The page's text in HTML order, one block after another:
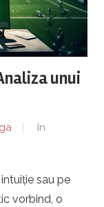
unui
In
sau pe
vorbind, o